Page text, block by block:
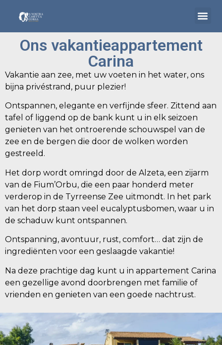
Home
Corsica
Boot & minibus
Omgeving
Naar Corsica reizen
Contact
Ons vakantieappartement
Carina
Vakantie aan zee, met uw voeten in het water, ons
bijna privéstrand, puur plezier!
Ontspannen, elegante en verfijnde sfeer. Zittend aan
tafel of liggend op de bank kunt u in elk seizoen
genieten van het ontroerende schouwspel van de
zee en de bergen die door de wolken worden
gestreeld.
Het dorp wordt omringd door de Alzeta, een zijarm
van de Fium’Orbu, die een paar honderd meter
verderop in de Tyrreense Zee uitmondt. In het park
van het dorp staan veel eucalyptusbomen, waar u in
de schaduw kunt ontspannen.
Ontspanning, avontuur, rust, comfort… dat zijn de
ingrediënten voor een geslaagde vakantie!
Na deze prachtige dag kunt u in appartement Carina
een gezellige avond doorbrengen met familie of
vrienden en genieten van een goede nachtrust.